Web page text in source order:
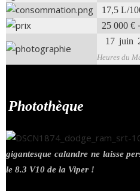
17,5 L/
25 000 €
17 juin
Heures du
Photothèque
gigantesque calandre ne laisse
le 8.3 V10 de la Viper !